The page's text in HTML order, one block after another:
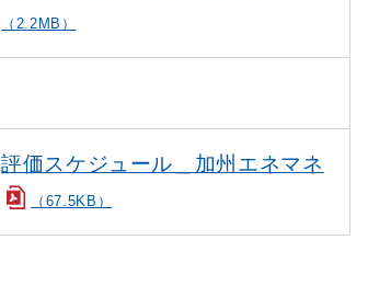
（2.2MB）
評価スケジュール＿加州エネマネ
（67.5KB）